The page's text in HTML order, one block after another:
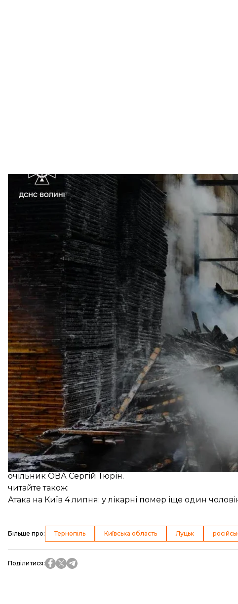
У ніч проти 9 липня російські війська здійснили
Луцьк, Київщина, Житомирщина, Тернопільщина та
Так, у
, заповідомленням міського голови
гаражного кооперативу та одного з підприємств.
За словами посадовця, це був найбільш масований
ОВА Іван Рудницький, ворог обстріляв місто 5
Київську областьросійські війська атакували
обстрілу зазнала поранень жінка — у неї виявили
Вибухи також лунали вТернополі
. Місто опинилося
атаки не повідомлялося.
НаХмельниччинівнаслідок обстрілу відомо про
очільник ОВА Сергій Тюрін.
читайте також:
Атака на Київ 4 липня: у лікарні помер іще один
Більше про: Тернопіль Київська область Луцьк
Поділитися: